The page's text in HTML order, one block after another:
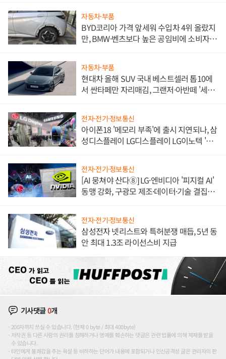
자동차·부품
BYD코리아 가격 앞세워 수입차 4위 올랐지
만, BMW·벤츠보다 높은 공임비에 소비자
자동차·부품
현대차 올해 SUV 국내 베스트셀러 톱10에
서 싼타페만 자리매김, 그랜저·아반떼 '세단
전자·전기·정보통신
아이폰18 '메모리 부족'에 출시 지연되나, 삼
성디스플레이 LG디스플레이 LG이노텍 '탈
전자·전기·정보통신
[AI 뭉쳐야 산다⑧] LG·엔비디아 '피지컬 AI'
동맹 강화, 구광모 제조·데이터·기술 결집
전자·전기·정보통신
삼성전자 넷리스트와 특허분쟁 매듭, 5년 동
안 최대 1.3조 라이선스비 지급
기사댓글0개
200자까지 쓰실 수 있습니다. (현재 0 byte / 최대 400byte)
저작권 등 다른 사람의 권리를 침해하거나 명예를 훼손하는 댓글은 관련 법률에 의해 제재를 받을
수 있습니다.
타인에게 불쾌감을 주는 욕설 등 비하하는 단어가 내용에 포함되거나 인신공격성 글은 관리자의 판